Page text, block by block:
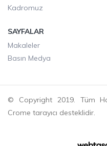
Kadromuz
SAYFALAR
Makaleler
Basın Medya
© Copyright 2019. Tüm
Crome tarayıcı desteklidir.